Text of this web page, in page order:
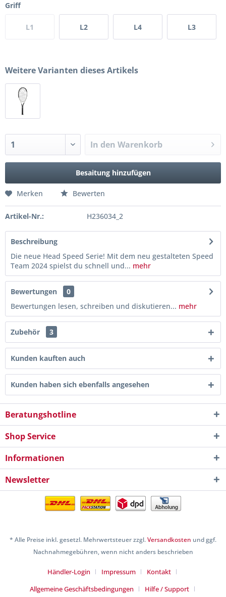
Griff
L1 L2 L4 L3
Weitere Varianten dieses Artikels
In den Warenkorb
Besaitung hinzufügen
Merken Bewerten
Artikel-Nr.: H236034_2
Beschreibung
Die neue Head Speed Serie! Mit dem neu gestalteten Speed
Team 2024 spielst du schnell und... mehr
Bewertungen
0
Bewertungen lesen, schreiben und diskutieren... mehr
Zubehör 3
Kunden kauften auch
Kunden haben sich ebenfalls angesehen
Beratungshotline
Shop Service
Informationen
Newsletter
* Alle Preise inkl. gesetzl. Mehrwertsteuer zzgl.Versandkosten und ggf.
Nachnahmegebühren, wenn nicht anders beschrieben
Händler-Login Impressum
Kontakt
Allgemeine Geschäftsbedingungen
Hilfe / Support